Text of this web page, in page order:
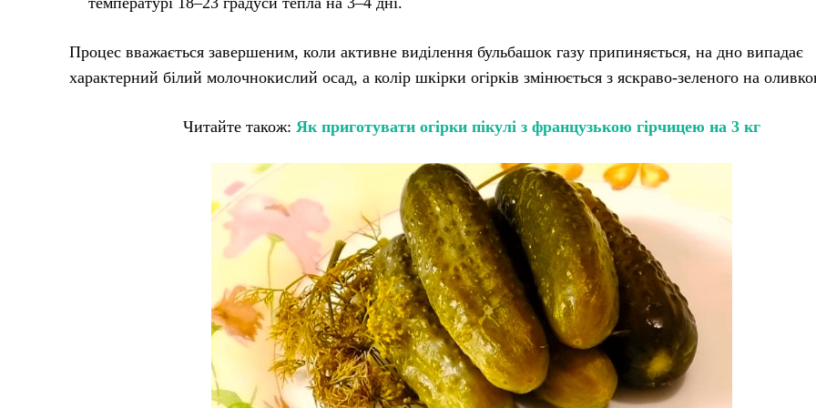
Процес вважається завершеним, коли активне виділення бульбашок газу припиняється, на дно випадає
характерний білий молочнокислий осад, а колір шкірки огірків змінюється з яскраво-зеленого на
Читайте також: Як приготувати огірки пікулі з французькою гірчицею на 3 кг